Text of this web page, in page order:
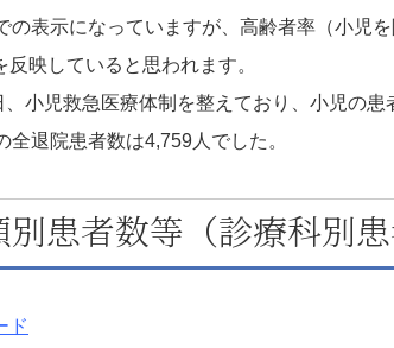
表示になっていますが、高齢者率（小児
映していると思われます。
小児救急医療体制を整えており、小児の患
退院患者数は4,759人でした。
患者数等（診療科別患
ド